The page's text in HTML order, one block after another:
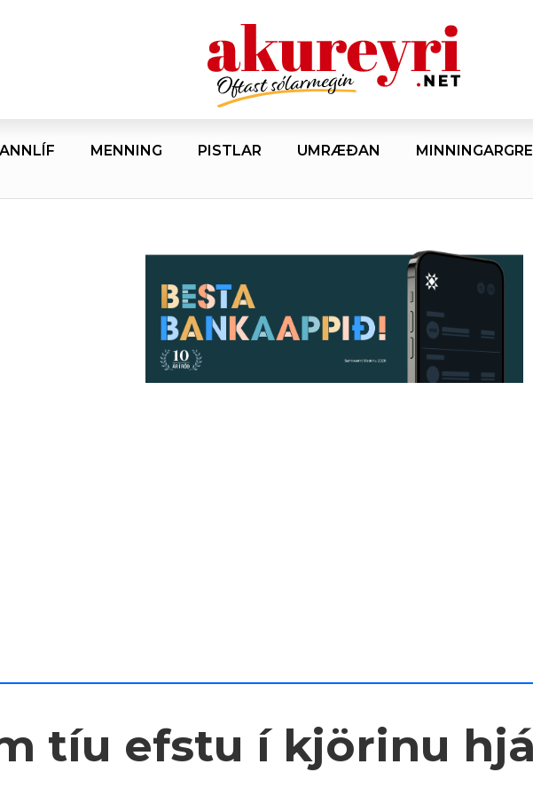
MENNING PISTLAR UMRÆÐAN
tíu efstu í kjörinu